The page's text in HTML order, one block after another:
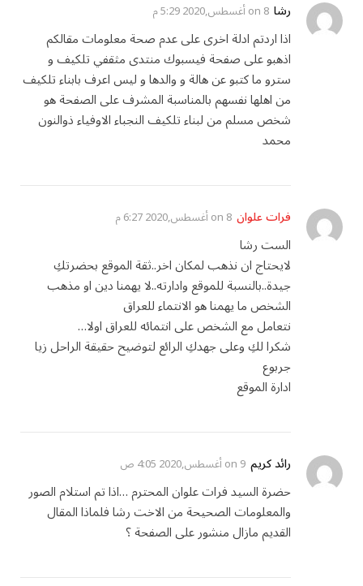
رشا 8 أغسطس,2020 5:29 م
اذا اردتم ادلة اخرى على عدم صحة معلومات مقالكم
اذهبو على صفحة فيسبوك منتدى مثقفي تلكيف و
سترو ما كتبو عن هالة و والدها و ليس اعرف بابناء تلكيف
من اهلها نفسهم بالمناسبة المشرف على الصفحة هو
شخص مسلم من لبناء تلكيف النجباء الاوفياء ذوالنون
محمد
فرات علوان 8 أغسطس,2020 6:27 م
الست رشا
لايحتاج ان نذهب لمكان اخر..ثقة الموقع بحضرتكِ
جيدة..بالنسبة للموقع وادارته..لا يهمنا دين او مذهب
الشخص ما يهمنا هو الانتماء للعراق
نتعامل مع الشخص على انتمائه للعراق اولا…
شكرا لكِ وعلى جهدكِ الرائع لتوضيح حقيقة الراحل زيا
جربوع
ادارة الموقع
رائد كريم 9 أغسطس,2020 4:05 ص
حضرة السيد فرات علوان المحترم …اذا تم استلام الصور
والمعلومات الصحيحة من الاخت رشا فلماذا المقال
القديم مازال منشور على الصفحة ؟